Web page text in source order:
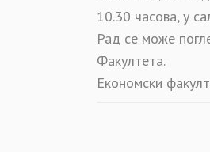
10.30 часова, у
Рад се може
Факултета.
Економски